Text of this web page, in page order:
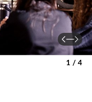
1 / 4